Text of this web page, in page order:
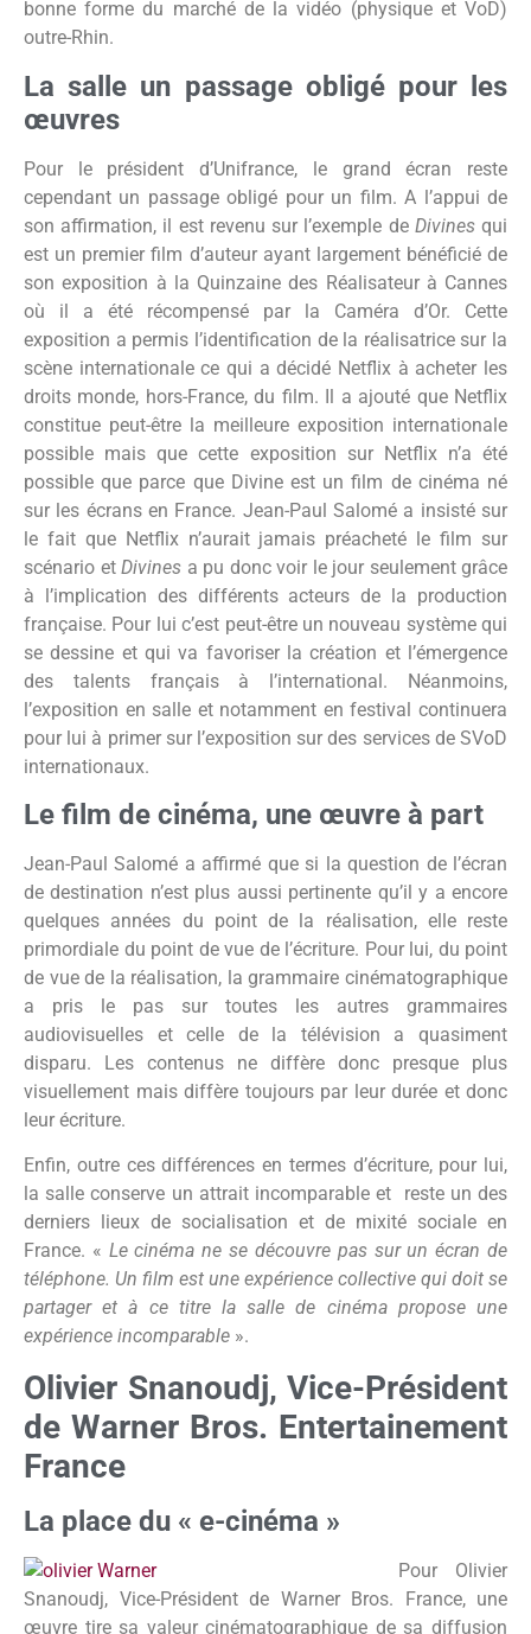
bonne forme du marché de la vidéo (physique et VoD)
outre-Rhin.
La salle un passage obligé pour les
œuvres
Pour le président d’Unifrance, le grand écran reste
cependant un passage obligé pour un film. A l’appui de
son affirmation, il est revenu sur l’exemple de Divinesqui
est un premier film d’auteur ayant largement bénéficié de
son exposition à la Quinzaine des Réalisateur à Cannes
où il a été récompensé par la Caméra d’Or. Cette
exposition a permis l’identification de la réalisatrice sur la
scène internationale ce qui a décidé Netflix à acheter les
droits monde, hors-France, du film. Il a ajouté que Netflix
constitue peut-être la meilleure exposition internationale
possible mais que cette exposition sur Netflix n’a été
possible que parce que Divine est un film de cinéma né
sur les écrans en France. Jean-Paul Salomé a insisté sur
le fait que Netflix n’aurait jamais préacheté le film sur
scénario et Divines a pu donc voir le jour seulement grâce
à l’implication des différents acteurs de la production
française. Pour lui c’est peut-être un nouveau système qui
se dessine et qui va favoriser la création et l’émergence
des talents français à l’international. Néanmoins,
l’exposition en salle et notamment en festival continuera
pour lui à primer sur l’exposition sur des services de SVoD
internationaux.
Le film de cinéma, une œuvre à part
Jean-Paul Salomé a affirmé que si la question de l’écran
de destination n’est plus aussi pertinente qu’il y a encore
quelques années du point de la réalisation, elle reste
primordiale du point de vue de l’écriture. Pour lui, du point
de vue de la réalisation, la grammaire cinématographique
a pris le pas sur toutes les autres grammaires
audiovisuelles et celle de la télévision a quasiment
disparu. Les contenus ne diffère donc presque plus
visuellement mais diffère toujours par leur durée et donc
leur écriture.
Enfin, outre ces différences en termes d’écriture, pour lui,
la salle conserve un attrait incomparable et reste un des
derniers lieux de socialisation et de mixité sociale en
France. « Le cinéma ne se découvre pas sur un écran de
téléphone. Un film est une expérience collective qui doit se
partager et à ce titre la salle de cinéma propose une
expérience incomparable ».
Olivier Snanoudj, Vice-Président
de Warner Bros. Entertainement
France
La place du « e-cinéma »
Pour Olivier
Snanoudj, Vice-Président de Warner Bros. France, une
œuvre tire sa valeur cinématographique de sa diffusion